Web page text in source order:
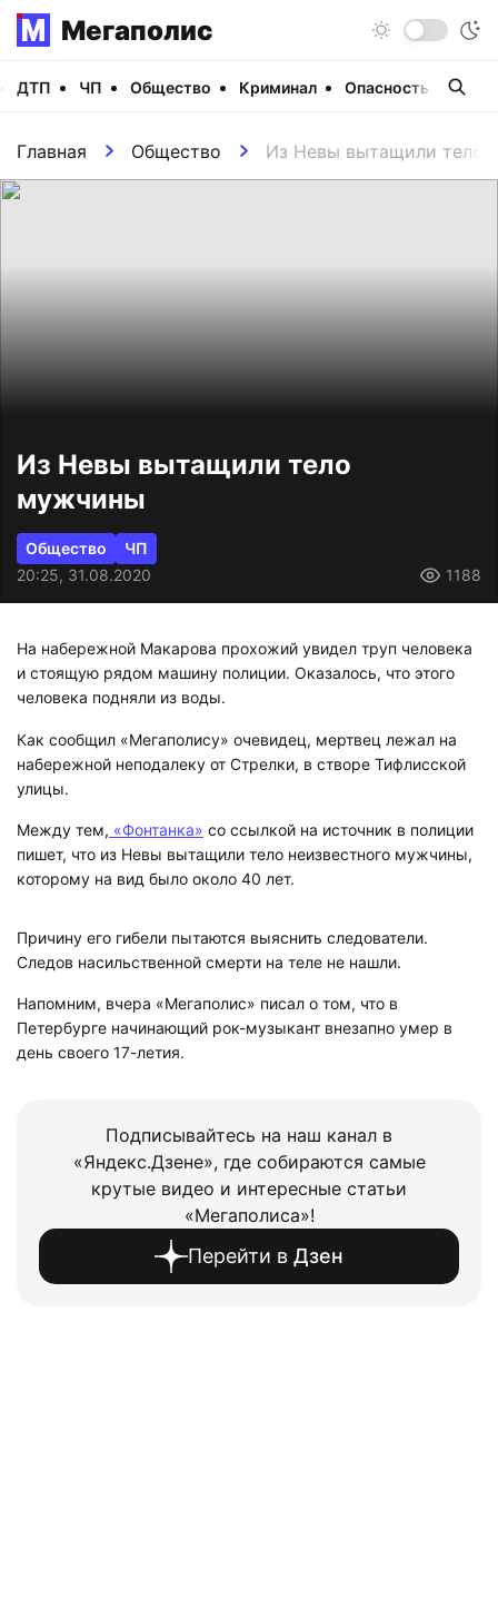
Мегаполис
ДТП ЧП Общество Криминал Опасность
Главная Общество Из Невы вытащили тело
Из Невы вытащили тело
мужчины
Общество
ЧП
20:25, 31.08.2020
1188
На набережной Макарова прохожий увидел труп человека
и стоящую рядом машину полиции. Оказалось, что этого
человека подняли из воды.
Как сообщил «Мегаполису» очевидец, мертвец лежал на
набережной неподалеку от Стрелки, в створе Тифлисской
улицы.
Между тем, «Фонтанка» со ссылкой на источник в полиции
пишет, что из Невы вытащили тело неизвестного мужчины,
которому на вид было около 40 лет.
Причину его гибели пытаются выяснить следователи.
Следов насильственной смерти на теле не нашли.
Напомним, вчера «Мегаполис» писал о том, что в
Петербурге начинающий рок-музыкант внезапно умер в
день своего 17-летия.
Подписывайтесь на наш канал в
«Яндекс.Дзене», где собираются самые
крутые видео и интересные статьи
«Мегаполиса»!
Перейти в Дзен